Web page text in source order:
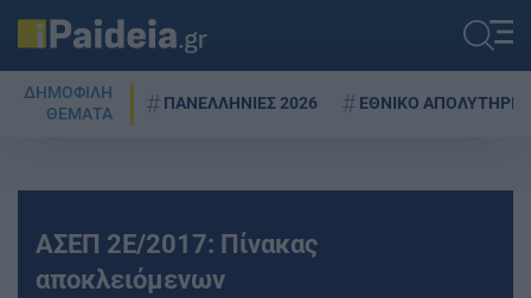
ΔΗΜΟΦΙΛΗ
ΘΕΜΑΤΑ
ΠΑΝΕΛΛΗΝΙΕΣ 2026 ΕΘΝΙΚΟ ΑΠΟΛΥΤΗΡΙΟ
ΑΣΕΠ 2Ε/2017: Πίνακας
αποκλειόμενων